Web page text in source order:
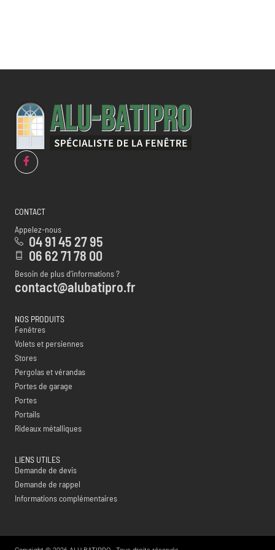
CONTACT
Appelez-nous
04 91 45 27 95
06 62 71 78 00
Besoin de plus d’informations ?
contact@alubatipro.fr
NOS PRODUITS
Fenêtres
Volets et persiennes
Stores
Pergolas et vérandas
Portes de garage
Portes
Portails
Rideaux métalliques
LIENS UTILES
Demande de devis
Demande de rappel
Informations complémentaires